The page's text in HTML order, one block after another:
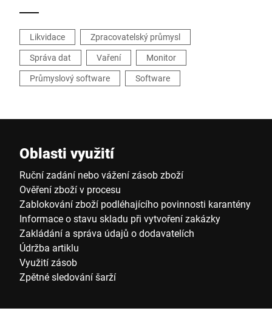
Likvidace
Zpracovatelský průmysl
Správa dat
Vaření
Monitor
Průmyslový software
Software
Oblasti využití
Ruční zadání nebo vážení zásob zboží
Ověření zboží v procesu
Zablokování zboží podléhajícího povinnosti karantény
Informace o stavu skladu při vytvoření zakázky
Zakládání a správa údajů o dodavatelích
Údržba artiklu
Využití zásob
Zpětné sledování šarží